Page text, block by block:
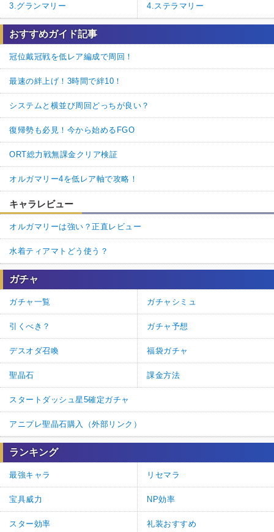
3.グランマリー 4.ステラマリー
おすすめガイド記事
冠位戴冠戦を低レア編成で周回！
最速の絆上げ！3時間で絆10！
システムと横並び周回どっちが良い？
復帰勢も必見！今から始めるFGO
ORT総力戦無課金クリア検証
オルガマリー4を低レア軸で攻略！
キャラレビュー
オルガマリーは強い？正直レビュー
水着ティアマトどう使う？
ガチャ
ガチャ一覧 ガチャシミュ
引くべき？ ガチャ予想
デスオダ召喚 福袋ガチャ
聖晶石 課金方法
スタートダッシュ星5確定ガチャ
アニプレ聖晶石購入（外部リンク）
ランキング
最強キャラ リセマラ
宝具威力 NP効率
スター効率 礼装おすすめ